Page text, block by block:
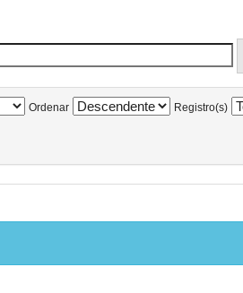
Ordenar Registro(s)